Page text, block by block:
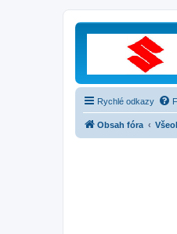
Rychlé odkazy
Obsah fóra